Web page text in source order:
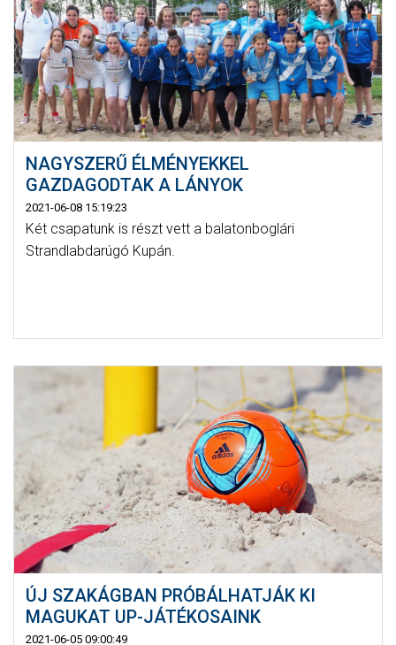
NAGYSZERŰ ÉLMÉNYEKKEL
GAZDAGODTAK A LÁNYOK
2021-06-08 15:19:23
Két csapatunk is részt vett a balatonboglári
Strandlabdarúgó Kupán.
ÚJ SZAKÁGBAN PRÓBÁLHATJÁK KI
MAGUKAT UP-JÁTÉKOSAINK
2021-06-05 09:00:49